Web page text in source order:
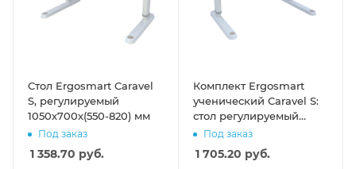
Стол Ergosmart Caravel
S, регулируемый
1050х700х(550-820) мм
Под заказ
1 358.70 руб.
Комплект Ergosmart
ученический Caravel S:
стол регулируемый
Caravel S, полка с
подставкой для книг
Wooden space S
Под заказ
1 705.20 руб.